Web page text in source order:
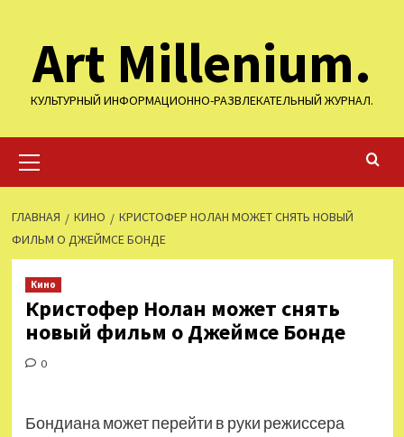
содержимому
Art Millenium.
КУЛЬТУРНЫЙ ИНФОРМАЦИОННО-РАЗВЛЕКАТЕЛЬНЫЙ ЖУРНАЛ.
меню
ГЛАВНАЯ КИНО
КРИСТОФЕР НОЛАН МОЖЕТ СНЯТЬ НОВЫЙ
ФИЛЬМ О ДЖЕЙМСЕ БОНДЕ
Кино
Кристофер Нолан может снять
новый фильм о Джеймсе Бонде
0
Бондиана может перейти в руки режиссера